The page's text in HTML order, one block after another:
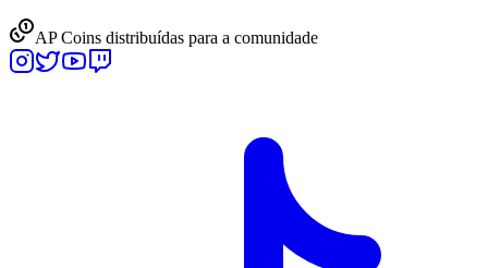
AP Coins distribuídas para a comunidade